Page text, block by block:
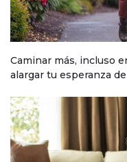
Caminar más, incluso
alargar tu esperanza